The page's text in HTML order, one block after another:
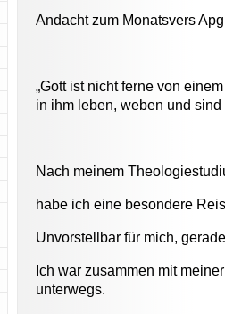
Andacht zum Monatsvers
„Gott ist nicht ferne von
in ihm leben, weben und sind
Nach meinem
habe ich eine besondere
Unvorstellbar für mich,
Ich war zusammen mit
unterwegs.